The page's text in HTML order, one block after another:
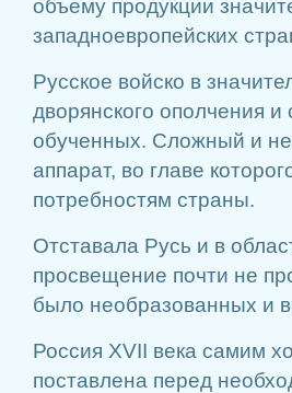
объему продукции
западноевропейских
Русское войско в
дворянского ополчения
обученных. Сложный и
аппарат, во главе
потребностям страны.
Отставала Русь и в
просвещение почти не
было необразованных и
Россия XVII века самим
поставлена перед